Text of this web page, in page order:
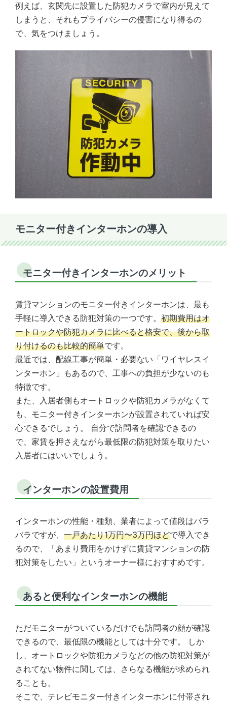
例えば、玄関先に設置した防犯カメラで室内が見えて
しまうと、それもプライバシーの侵害になり得るの
で、気をつけましょう。
モニター付きインターホンの導入
モニター付きインターホンのメリット
賃貸マンションのモニター付きインターホンは、最も
手軽に導入できる防犯対策の一つです。 初期費用はオ
ートロックや防犯カメラに比べると格安で、後から取
り付けるのも比較的簡単です。
最近では、配線工事が簡単・必要ない「ワイヤレスイ
ンターホン」もあるので、工事への負担が少ないのも
特徴です。
また、入居者側もオートロックや防犯カメラがなくて
も、モニター付きインターホンが設置されていれば安
心できるでしょう。 自分で訪問者を確認できるの
で、家賃を押さえながら最低限の防犯対策を取りたい
入居者にはいいでしょう。
インターホンの設置費用
インターホンの性能・種類、業者によって値段はバラ
バラですが、 一戸あたり1万円〜3万円ほどで導入でき
るので、「あまり費用をかけずに賃貸マンションの防
犯対策をしたい」というオーナー様におすすめです。
あると便利なインターホンの機能
ただモニターがついているだけでも訪問者の顔が確認
できるので、最低限の機能としては十分です。 しか
し、オートロックや防犯カメラなどの他の防犯対策が
されてない物件に関しては、さらなる機能が求められ
ることも。
そこで、テレビモニター付きインターホンに付帯され